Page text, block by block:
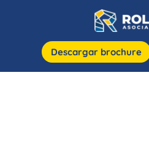
Descargar brochure